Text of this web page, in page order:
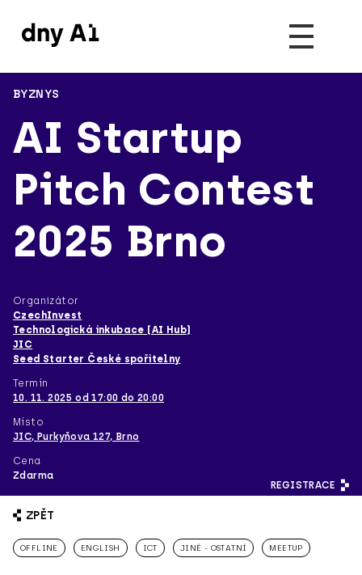
BYZNYS
AI Startup
Pitch Contest
2025 Brno
Organizátor
CzechInvest
Technologická inkubace (AI Hub)
JIC
Seed Starter České spořitelny
Termín
10. 11. 2025 od 17:00 do 20:00
Místo
JIC, Purkyňova 127, Brno
Cena
Zdarma
REGISTRACE
ZPĚT
OFFLINE ENGLISH ICT JINÉ - OSTATNÍ MEETUP